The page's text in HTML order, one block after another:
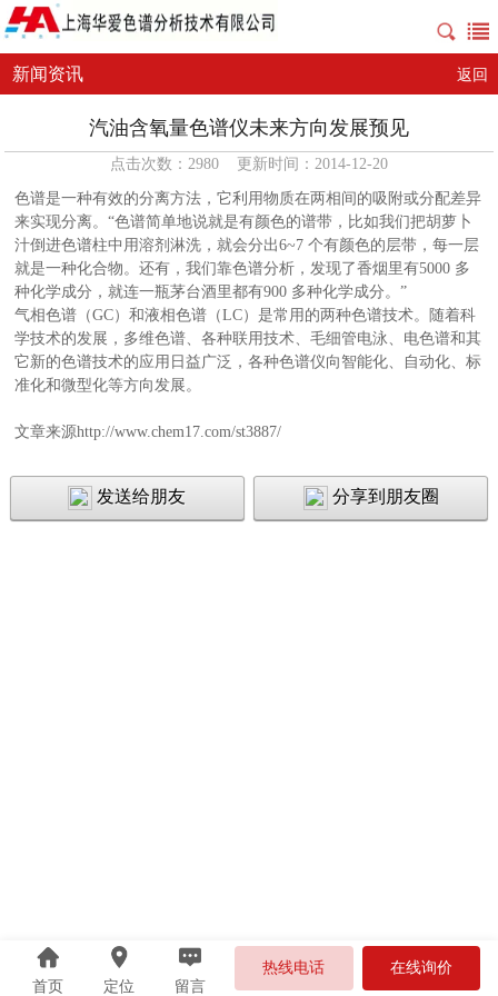
新闻资讯 返回
汽油含氧量色谱仪未来方向发展预见
点击次数：2980 更新时间：2014-12-20
色谱是一种有效的分离方法，它利用物质在两相间的吸附或分配差异
来实现分离。“色谱简单地说就是有颜色的谱带，比如我们把胡萝卜
汁倒进色谱柱中用溶剂淋洗，就会分出6~7 个有颜色的层带，每一层
就是一种化合物。还有，我们靠色谱分析，发现了香烟里有5000 多
种化学成分，就连一瓶茅台酒里都有900 多种化学成分。”
气相色谱（GC）和液相色谱（LC）是常用的两种色谱技术。随着科
学技术的发展，多维色谱、各种联用技术、毛细管电泳、电色谱和其
它新的色谱技术的应用日益广泛，各种色谱仪向智能化、自动化、标
准化和微型化等方向发展。
文章来源http://www.chem17.com/st3887/
发送给朋友 分享到朋友圈
首页 定位 留言
热线电话 在线询价